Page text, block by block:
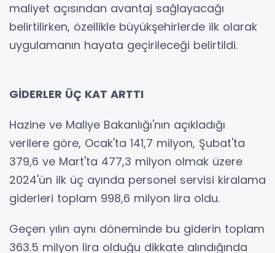
maliyet açısından avantaj sağlayacağı
belirtilirken, özellikle büyükşehirlerde ilk olarak
uygulamanın hayata geçirileceği belirtildi.
GİDERLER ÜÇ KAT ARTTI
Hazine ve Maliye Bakanlığı'nın açıkladığı
verilere göre, Ocak'ta 141,7 milyon, Şubat'ta
379,6 ve Mart'ta 477,3 milyon olmak üzere
2024'ün ilk üç ayında personel servisi kiralama
giderleri toplam 998,6 milyon lira oldu.
Geçen yılın aynı döneminde bu giderin toplam
363.5 milyon lira olduğu dikkate alındığında